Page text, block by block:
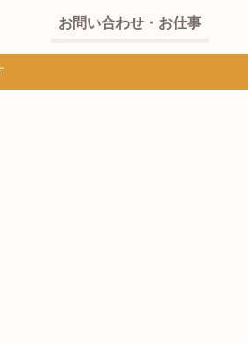
お問い合わせ・お仕事